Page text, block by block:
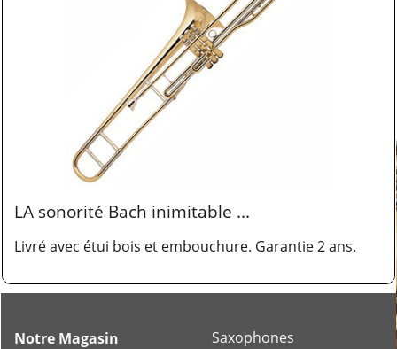
LA sonorité Bach inimitable ...
Livré avec étui bois et embouchure. Garantie 2 ans.
Notre Magasin
Saxophones